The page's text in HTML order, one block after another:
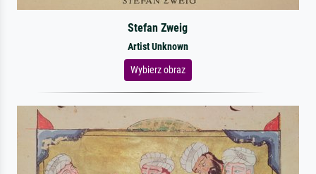
Stefan Zweig
Artist Unknown
Wybierz obraz